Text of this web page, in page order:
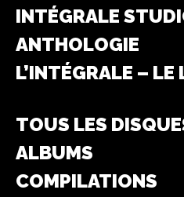
INTÉGRALE
ANTHOLOGIE
L’INTÉGRALE – LE
TOUS LES
ALBUMS
COMPILATIONS